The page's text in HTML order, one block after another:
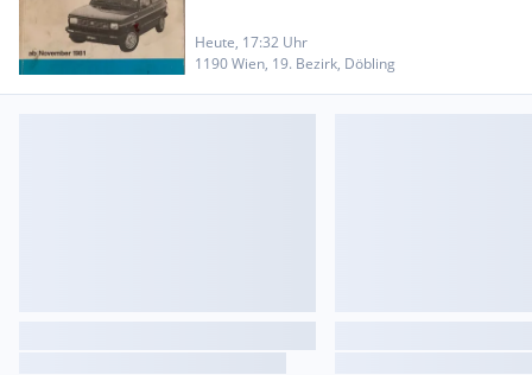
Heute, 17:32 Uhr
1190 Wien, 19. Bezirk, Döbling